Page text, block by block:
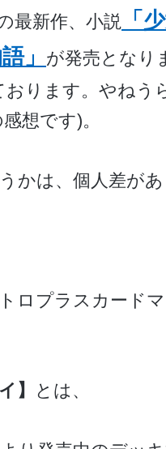
最新作、小説
「
」
が発売となり
おります。やね
想です)。
かは、個人差が
ロプラスカード
】 とは、